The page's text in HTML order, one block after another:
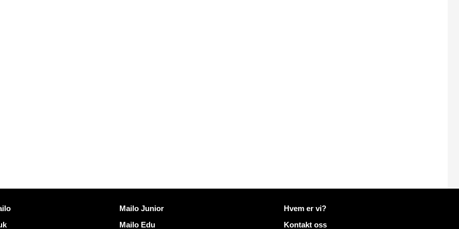
Oppdag Mailo
Mailo Junior
Mailo Edu
Mer informasjon på Mailo
Hvem er vi?
Kontakt oss